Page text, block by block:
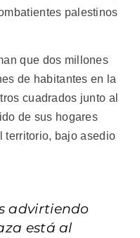
palestinos
que dos millones
de habitantes en la
cuadrados junto al
de sus hogares
territorio, bajo asedio
advirtiendo
está al